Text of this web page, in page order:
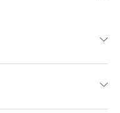
disponibles